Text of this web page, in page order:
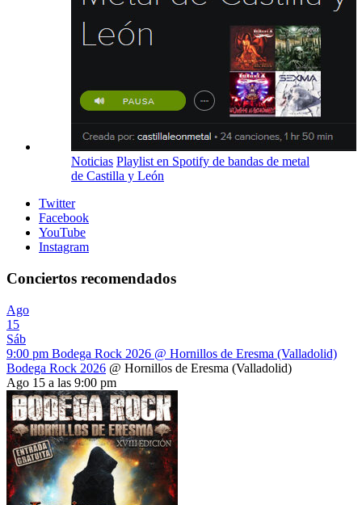
Noticias Playlist en Spotify de bandas de metal
de Castilla y León
Twitter
Facebook
YouTube
Instagram
Conciertos recomendados
Ago
15
Sáb
9:00 pm Bodega Rock 2026 @ Hornillos de Eresma (Valladolid)
Bodega Rock 2026 @ Hornillos de Eresma (Valladolid)
Ago 15 a las 9:00 pm